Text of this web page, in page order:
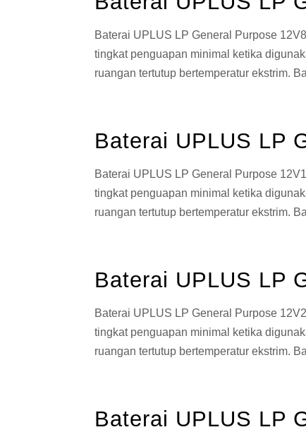
Baterai UPLUS LP General Purpose
tingkat penguapan minimal ketika
ruangan tertutup bertemperatur ekstrim.
Baterai UPLUS LP
Baterai UPLUS LP General Purpose
tingkat penguapan minimal ketika
ruangan tertutup bertemperatur ekstrim.
Baterai UPLUS LP
Baterai UPLUS LP General Purpose
tingkat penguapan minimal ketika
ruangan tertutup bertemperatur ekstrim.
Baterai UPLUS LP